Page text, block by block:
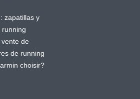
zapatillas y
running
de
de running
choisir?